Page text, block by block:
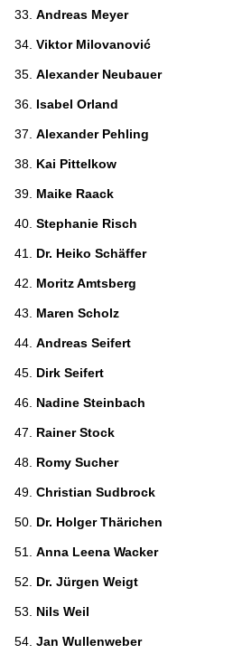
Andreas Meyer
Viktor Milovanović
Alexander Neubauer
Isabel Orland
Alexander Pehling
Kai Pittelkow
Maike Raack
Stephanie Risch
Dr. Heiko Schäffer
Moritz Amtsberg
Maren Scholz
Andreas Seifert
Dirk Seifert
Nadine Steinbach
Rainer Stock
Romy Sucher
Christian Sudbrock
Dr. Holger Thärichen
Anna Leena Wacker
Dr. Jürgen Weigt
Nils Weil
Jan Wullenweber